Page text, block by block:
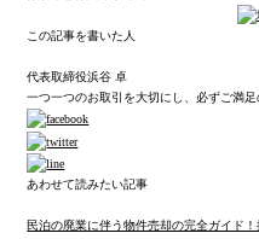
この記事を書いた人
代表取締役浜谷 卓
一つ一つのお取引を大切にし、必ずご満
あわせて読みたい記事
民泊の廃業に伴う物件売却の完全ガイド